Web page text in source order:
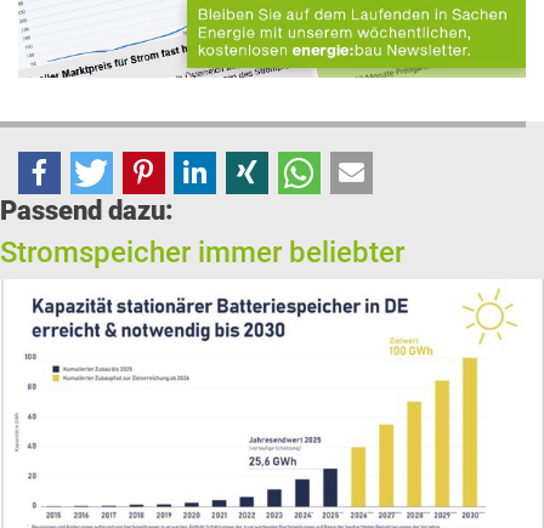
Passend dazu:
Stromspeicher immer beliebter